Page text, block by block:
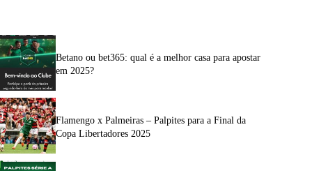
Betano ou bet365: qual é a melhor casa para apostar
em 2025?
Flamengo x Palmeiras – Palpites para a Final da
Copa Libertadores 2025